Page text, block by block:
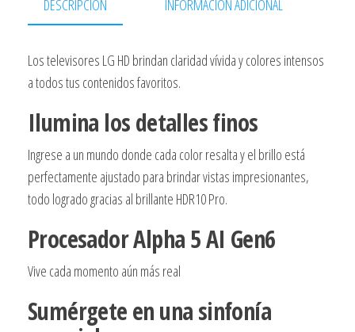
TV/
cantidad
DESCRIPCIÓN INFORMACIÓN ADICIONAL
Los televisores LG HD brindan claridad vívida y colores intensos
a todos tus contenidos favoritos.
Ilumina los detalles finos
Ingrese a un mundo donde cada color resalta y el brillo está
perfectamente ajustado para brindar vistas impresionantes,
todo logrado gracias al brillante HDR10 Pro.
Procesador Alpha 5 AI Gen6
Vive cada momento aún más real
Sumérgete en una sinfonía